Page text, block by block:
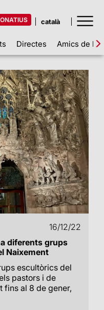
Directes Amics de la
16/12/22
diferents grups
Naixement
escultòrics del
pastors i de
fins al 8 de gener,